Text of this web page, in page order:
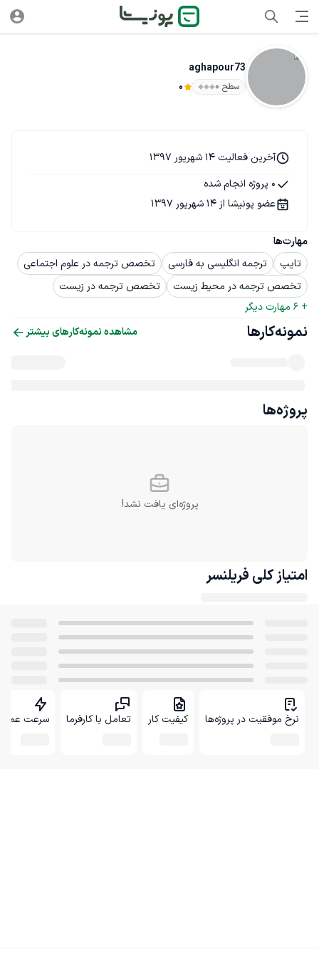
aghapour73
سطح ۰ 0
مهارت‌ها
تایپ
ترجمه انگلیسی به فارسی
تخصص ترجمه در علوم اجتماعی
تخصص ترجمه در محیط زیست
تخصص ترجمه در زیست
+
6 مهارت دیگر
آخرین فعالیت 14 شهریور 1397
0 پروژه انجام شده
عضو پونیشا از 14 شهریور 1397
نمونه‌کارها مشاهده نمونه‌کارهای بیشتر
پروژه‌ها
پروژه‌ای یافت نشد!
امتیاز کلی فریلنسر
نرخ موفقیت در پروژه‌ها کیفیت کار تعامل با کارفرما سرعت عمل